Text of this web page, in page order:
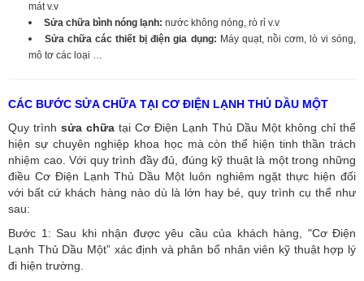
mát v.v
Sửa chữa bình nóng lạnh: nước không nóng, rò rỉ v.v
Sửa chữa các thiết bị điện gia dụng: Máy quạt, nồi cơm, lò vi sóng,
mô tơ các loại …
CÁC BƯỚC SỬA CHỮA TẠI CƠ ĐIỆN LẠNH THỦ DẦU MỘT
Quy trình sửa chữa tại Cơ Điện Lạnh Thủ Dầu Một không chỉ thể
hiện sự chuyên nghiệp khoa học mà còn thể hiện tinh thần trách
nhiệm cao. Với quy trình đầy đủ, đúng kỹ thuật là một trong những
điều Cơ Điện Lạnh Thủ Dầu Một luôn nghiêm ngặt thực hiện đối
với bất cứ khách hàng nào dù là lớn hay bé, quy trình cụ thể như
sau:
Bước 1: Sau khi nhận được yêu cầu của khách hàng, "Cơ Điện
Lạnh Thủ Dầu Một” xác định và phân bổ nhân viên kỹ thuật hợp lý
đi hiện trường.